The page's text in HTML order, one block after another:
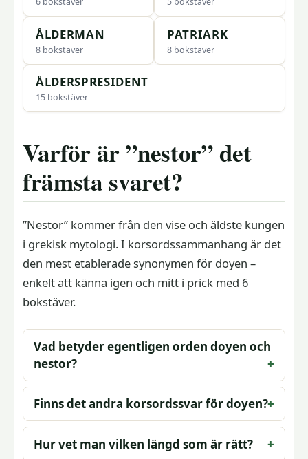
ÅLDERMAN
8 bokstäver
PATRIARK
8 bokstäver
ÅLDERSPRESIDENT
15 bokstäver
Varför är ”nestor” det
främsta svaret?
”Nestor” kommer från den vise och äldste kungen
i grekisk mytologi. I korsordssammanhang är det
den mest etablerade synonymen för doyen –
enkelt att känna igen och mitt i prick med 6
bokstäver.
Vad betyder egentligen orden doyen och
nestor?
Finns det andra korsordssvar för doyen?
Hur vet man vilken längd som är rätt?